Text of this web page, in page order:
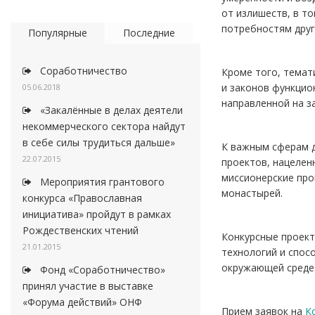
Популярные Последние
Соработничество
05.06.2018
«Закалённые в делах деятели
некоммерческого сектора найдут
в себе силы трудиться дальше»
22.07.2015
Мероприятия грантового
конкурса «Православная
инициатива» пройдут в рамках
Рождественских чтений
21.01.2015
Фонд «Соработничество»
принял участие в выставке
«Форума действий» ОНФ
от излишеств, в
потребностям
Кроме того,
и законов
направленной на
К важным сферам
проектов,
миссионерские
монастырей.
Конкурсные
технологий и
окружающей
Прием заявок на